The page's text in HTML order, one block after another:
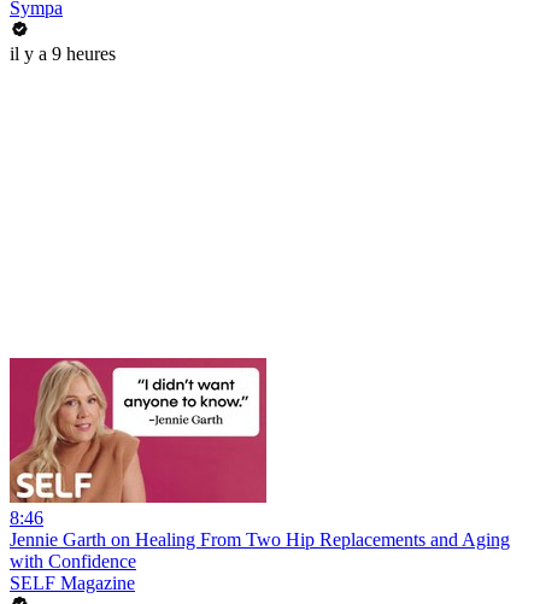
Sympa
il y a 9 heures
8:46
Jennie Garth on Healing From Two Hip Replacements and Aging
with Confidence
SELF Magazine